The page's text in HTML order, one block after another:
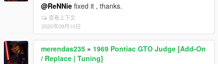
@ReNNie fixed it , thanks.
查看上下文
2020年09月10日
merendas235 » 1969 Pontiac GTO Judge [Add-On
/ Replace | Tuning]